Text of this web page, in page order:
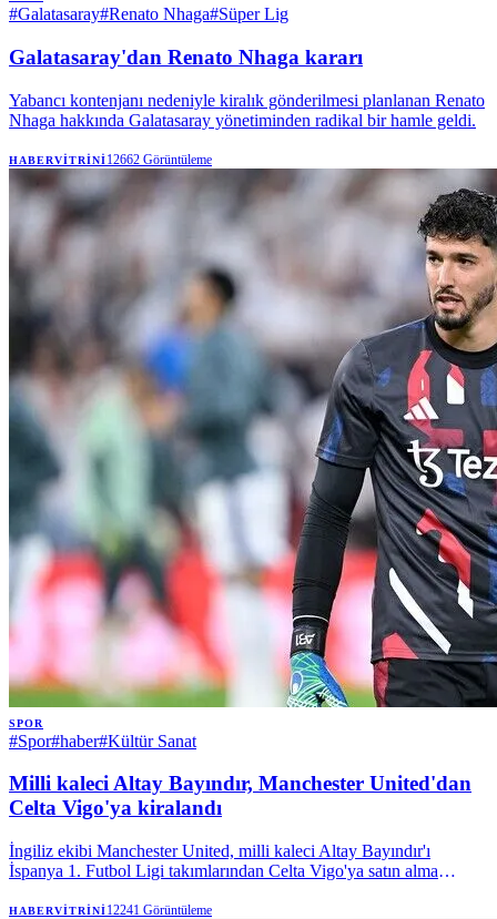
#Galatasaray#Renato Nhaga#Süper Lig
Galatasaray'dan Renato Nhaga kararı
Yabancı kontenjanı nedeniyle kiralık gönderilmesi planlanan Renato
Nhaga hakkında Galatasaray yönetiminden radikal bir hamle geldi.
HABERVITRINI12662 Görüntüleme
SPOR
#Spor#haber#Kültür Sanat
Milli kaleci Altay Bayındır, Manchester United'dan
Celta Vigo'ya kiralandı
İngiliz ekibi Manchester United, milli kaleci Altay Bayındır'ı
İspanya 1. Futbol Ligi takımlarından Celta Vigo'ya satın alma
HABERVITRINI12241 Görüntüleme